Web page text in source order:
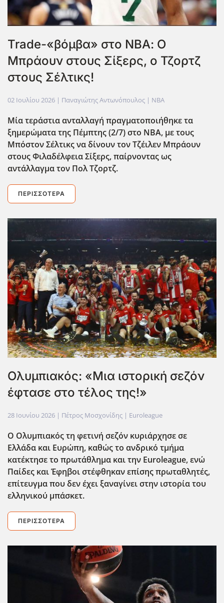
Trade-«βόμβα» στο ΝΒΑ: Ο
Μπράουν στους Σίξερς, ο Τζορτζ
στους Σέλτικς!
02 Ιουλίου 2026 | Παναγιώτης Αντωνόπουλος | NBA
Μία τεράστια ανταλλαγή πραγματοποιήθηκε τα
ξημερώματα της Πέμπτης (2/7) στο ΝΒΑ, με τους
Μπόστον Σέλτικς να δίνουν τον Τζέιλεν Μπράουν
στους Φιλαδέλφεια Σίξερς, παίρνοντας ως
αντάλλαγμα τον Πολ Τζορτζ.
ΠΕΡΙΣΣΌΤΕΡΑ
Ολυμπιακός: «Μια ιστορική σεζόν
έφτασε στο τέλος της!»
28 Ιουνίου 2026 | Πέτρος Μοσχονίδης | Euroleague
Ο Ολυμπιακός τη φετινή σεζόν κυριάρχησε σε
Ελλάδα και Ευρώπη, καθώς το ανδρικό τμήμα
κατ΄εκτησε το πρωτάθλημα και την Euroleague, ενώ
Παίδες και Έφηβοι στέφθηκαν επίσης πρωταθλητές,
επίτευγμα που δεν έχει ξαναγίνει στην ιστορία του
ελληνικού μπάσκετ.
ΠΕΡΙΣΣΌΤΕΡΑ